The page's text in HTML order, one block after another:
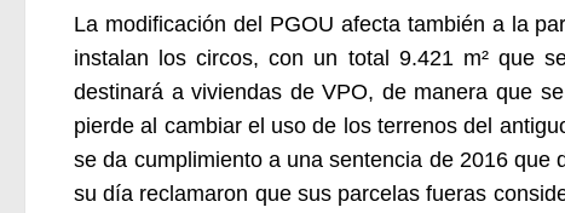
La modificación del PGOU afecta también a la
instalan los circos, con un total 9.421 m² que
destinará a viviendas de VPO, de manera que
pierde al cambiar el uso de los terrenos del
se da cumplimiento a una sentencia de 2016
su día reclamaron que sus parcelas fueras